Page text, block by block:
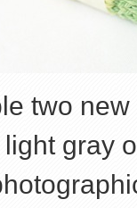
two
gray